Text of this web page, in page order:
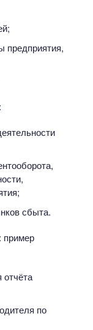
предприятия,
сбыта.
пример
по